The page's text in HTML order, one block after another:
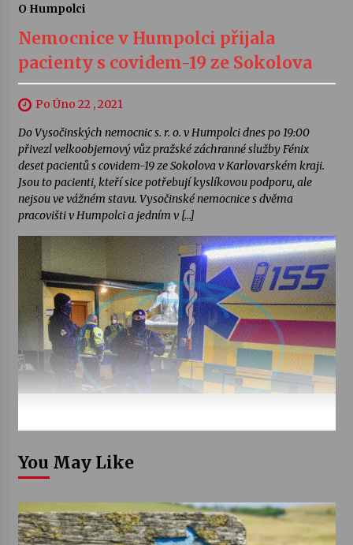
O Humpolci
Nemocnice v Humpolci přijala
pacienty s covidem-19 ze Sokolova
Po Úno 22 , 2021
Do Vysočinských nemocnic s. r. o. v Humpolci dnes po 19:00
přivezl velkoobjemový vůz pražské záchranné služby Fénix
deset pacientů s covidem-19 ze Sokolova v Karlovarském kraji.
Jsou to pacienti, kteří sice potřebují kyslíkovou podporu, ale
nejsou ve vážném stavu. Vysočinské nemocnice s dvěma
pracovišti v Humpolci a jedním v […]
You May Like